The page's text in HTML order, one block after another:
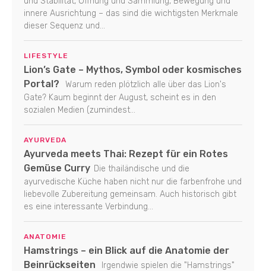
innere Ausrichtung – das sind die wichtigsten Merkmale
dieser Sequenz und...
LIFESTYLE
Lion’s Gate – Mythos, Symbol oder kosmisches
Portal?
Warum reden plötzlich alle über das Lion's
Gate? Kaum beginnt der August, scheint es in den
sozialen Medien (zumindest...
AYURVEDA
Ayurveda meets Thai: Rezept für ein Rotes
Gemüse Curry Die thailändische und die
ayurvedische Küche haben nicht nur die farbenfrohe und
liebevolle Zubereitung gemeinsam. Auch historisch gibt
es eine interessante Verbindung...
ANATOMIE
Hamstrings – ein Blick auf die Anatomie der
Beinrückseiten
Irgendwie spielen die "Hamstrings"